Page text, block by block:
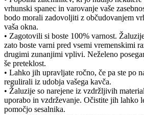
vrhunski spanec in varovanje vaše
bodo morali zadovoljiti z občudovanjem
vaša okna.
• Zagotovili si boste 100% varnost.
zato boste varni pred vsemi vremenskimi
drugimi zunanjimi vplivi. Neželeno
še preteklost.
• Lahko jih upravljate ročno, če pa ste po
regulirali iz udobja vašega kavča.
• Žaluzije so narejene iz vzdržljivih
uporabo in vzdrževanje. Očistite jih lahko
pomočjo sesalnika.